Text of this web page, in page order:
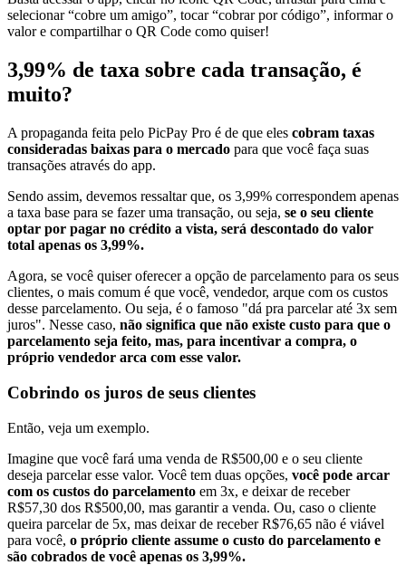
selecionar “cobre um amigo”, tocar “cobrar por código”, informar o
valor e compartilhar o QR Code como quiser!
3,99% de taxa sobre cada transação, é
muito?
A propaganda feita pelo PicPay Pro é de que eles cobram taxas
consideradas baixas para o mercado para que você faça suas
transações através do app.
Sendo assim, devemos ressaltar que, os 3,99% correspondem apenas
a taxa base para se fazer uma transação, ou seja, se o seu cliente
optar por pagar no crédito a vista, será descontado do valor
total apenas os 3,99%.
Agora, se você quiser oferecer a opção de parcelamento para os seus
clientes, o mais comum é que você, vendedor, arque com os custos
desse parcelamento. Ou seja, é o famoso "dá pra parcelar até 3x sem
juros". Nesse caso, não significa que não existe custo para que o
parcelamento seja feito, mas, para incentivar a compra, o
próprio vendedor arca com esse valor.
Cobrindo os juros de seus clientes
Então, veja um exemplo.
Imagine que você fará uma venda de R$500,00 e o seu cliente
deseja parcelar esse valor. Você tem duas opções, você pode arcar
com os custos do parcelamento em 3x, e deixar de receber
R$57,30 dos R$500,00, mas garantir a venda. Ou, caso o cliente
queira parcelar de 5x, mas deixar de receber R$76,65 não é viável
para você, o próprio cliente assume o custo do parcelamento e
são cobrados de você apenas os 3,99%.